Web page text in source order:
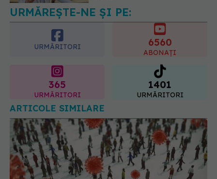
06.08.2026, 10:29
URMĂRITORI
365 1401
URMĂRITORI
ARTICOLE SIMILARE